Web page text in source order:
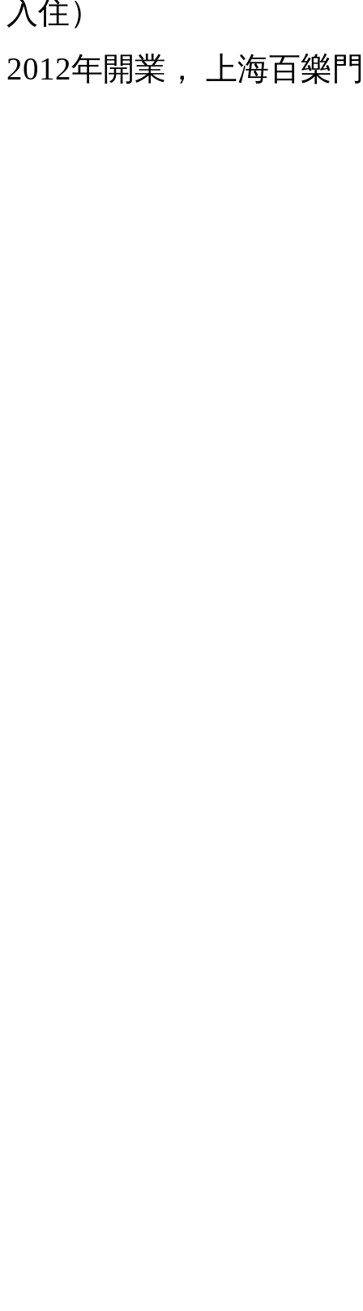
入住）
2012年開業， 上海百